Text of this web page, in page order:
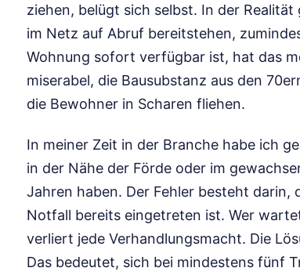
ziehen, belügt sich selbst. In der
im Netz auf Abruf bereitstehen,
Wohnung sofort verfügbar ist, hat das
miserabel, die Bausubstanz aus den
die Bewohner in Scharen fliehen.
In meiner Zeit in der Branche habe ich
in der Nähe der Förde oder im
Jahren haben. Der Fehler besteht
Notfall bereits eingetreten ist. Wer
verliert jede Verhandlungsmacht. Die
Das bedeutet, sich bei mindestens fünf